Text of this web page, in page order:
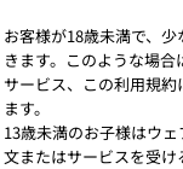
お客様が18歳未満で、
きます。このような場
サービス、この利用規
ます。
13歳未満のお子様はウ
文またはサービスを受け